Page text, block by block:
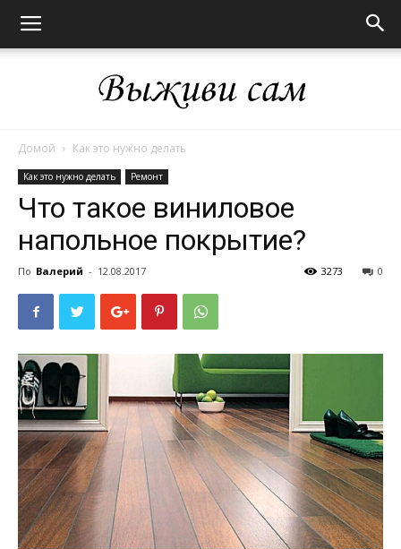
сам
Домой Как это нужно делать
Как это нужно делать Ремонт
Что такое виниловое
напольное покрытие?
По Валерий - 12.08.2017 0
3273